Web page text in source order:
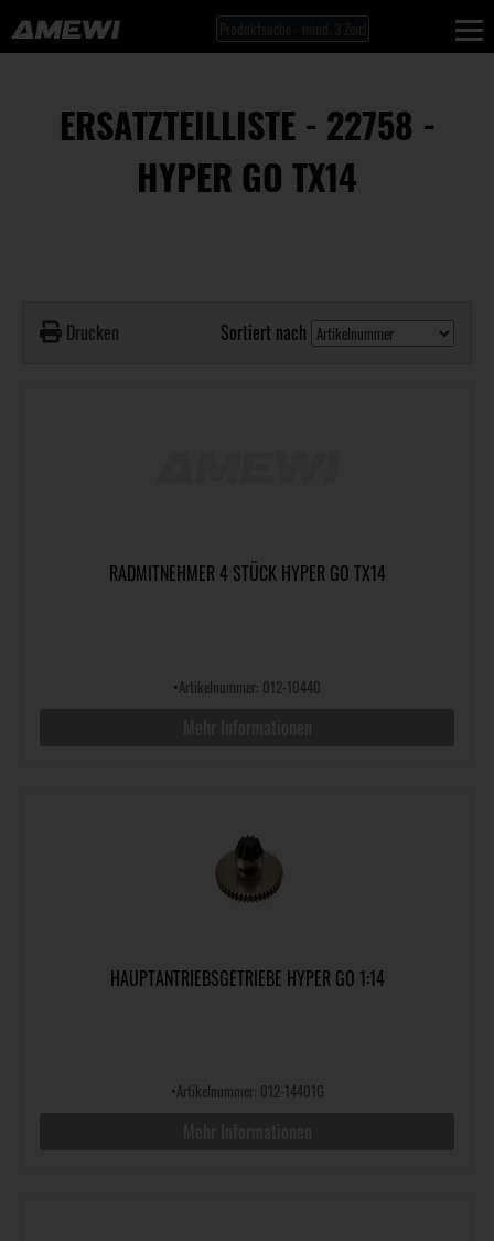
ERSATZTEILLISTE - 22758 -
HYPER GO TX14
Drucken Sortiert nach
RADMITNEHMER 4 STÜCK HYPER GO TX14
•Artikelnummer: 012-10440
HAUPTANTRIEBSGETRIEBE HYPER GO 1:14
•Artikelnummer: 012-14401G